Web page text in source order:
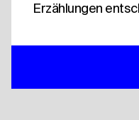
Erzählungen